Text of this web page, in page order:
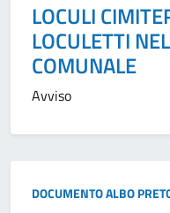
LOCULI
LOCULETTI
COMUNALE
Avviso
Tipo:
DOCUMENTO ALBO